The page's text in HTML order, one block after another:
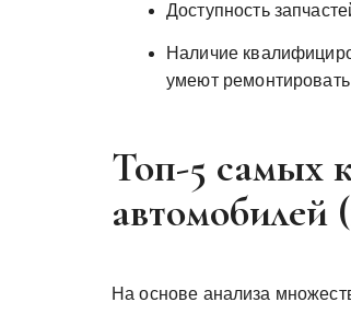
Доступность
Наличие
умеют
Топ-5 самых
автомобилей
На основе анализа